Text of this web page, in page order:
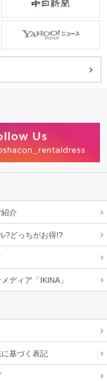
紹介
?どっちがお得!?
ディア「IKINA」
基づく表記